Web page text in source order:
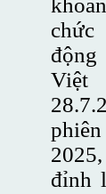
đỉnh